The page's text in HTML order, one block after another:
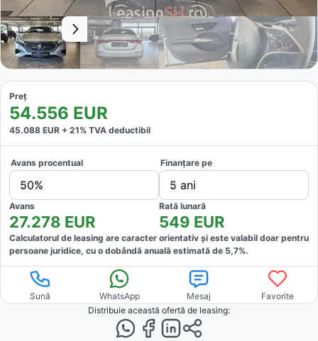
Preț
54.556 EUR
45.088 EUR + 21% TVA deductibil
Avans procentual
50%
Finanțare pe
5 ani
Avans
27.278 EUR
Rată lunară
549 EUR
Calculatorul de leasing are caracter orientativ și este valabil doar pentru
persoane juridice, cu o dobândă anuală estimată de 5,7%.
Sună WhatsApp Mesaj
Favorite
Distribuie această ofertă de leasing: